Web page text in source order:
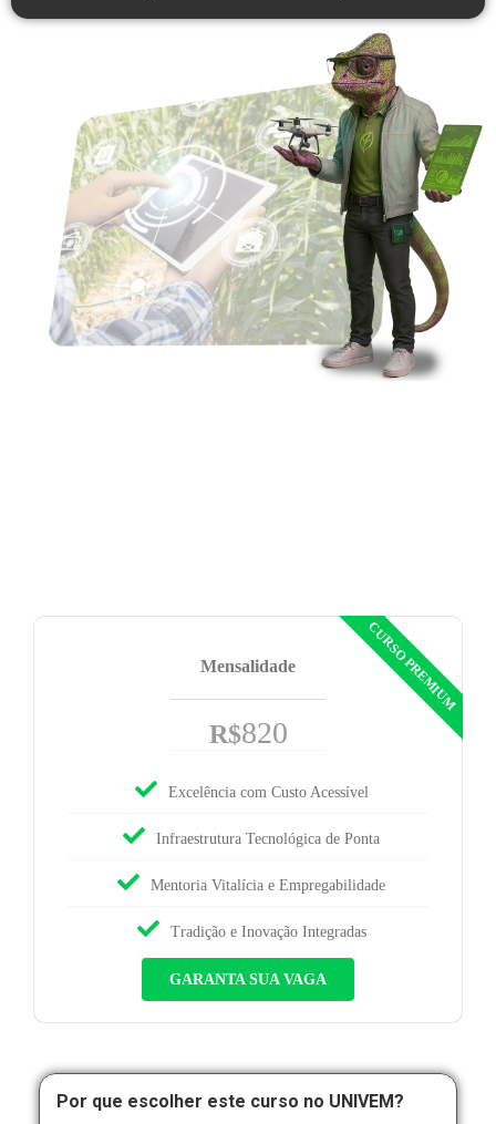
Mensalidade
R$820
Excelência com Custo Acessível
Infraestrutura Tecnológica de Ponta
Mentoria Vitalícia e Empregabilidade
Tradição e Inovação Integradas
GARANTA SUA VAGA
Por que escolher este curso no UNIVEM?